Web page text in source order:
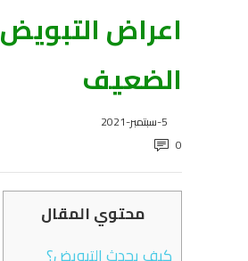
اعراض التبويض
الضعيف
5-سبتمبر-2021
0
محتوي المقال
كيف يحدث التبويض؟